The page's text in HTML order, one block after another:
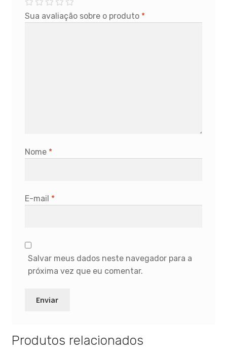
Sua avaliação sobre o produto *
Nome *
E-mail *
Salvar meus dados neste navegador para a
próxima vez que eu comentar.
Produtos relacionados